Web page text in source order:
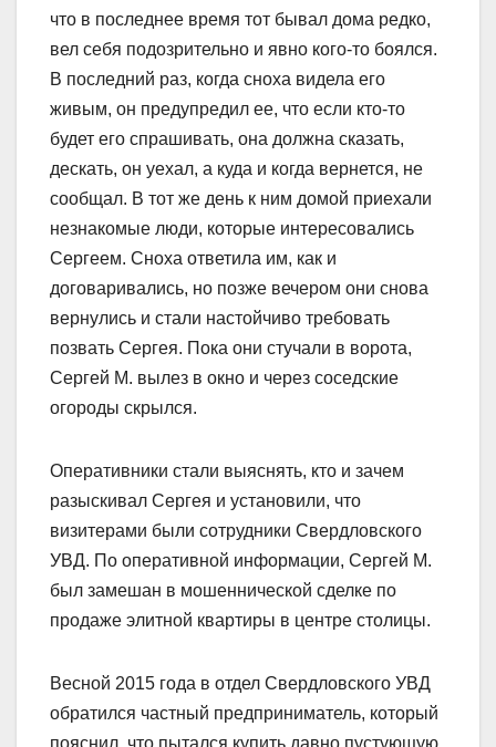
что в последнее время тот бывал дома редко,
вел себя подозрительно и явно кого-то боялся.
В последний раз, когда сноха видела его
живым, он предупредил ее, что если кто-то
будет его спрашивать, она должна сказать,
дескать, он уехал, а куда и когда вернется, не
сообщал. В тот же день к ним домой приехали
незнакомые люди, которые интересовались
Сергеем. Сноха ответила им, как и
договаривались, но позже вечером они снова
вернулись и стали настойчиво требовать
позвать Сергея. Пока они стучали в ворота,
Сергей М. вылез в окно и через соседские
огороды скрылся.
Оперативники стали выяснять, кто и зачем
разыскивал Сергея и установили, что
визитерами были сотрудники Сверд­ловского
УВД. По оперативной информации, Сергей М.
был замешан в мошеннической сделке по
продаже элитной квартиры в центре столицы.
Весной 2015 года в отдел Свердловского УВД
обратился частный предприниматель, который
пояснил, что пытался купить давно пустующую